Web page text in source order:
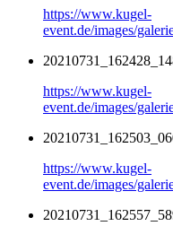
https://www.kugel-
event.de/images/
https://www.kugel-
event.de/images/
https://www.kugel-
event.de/images/